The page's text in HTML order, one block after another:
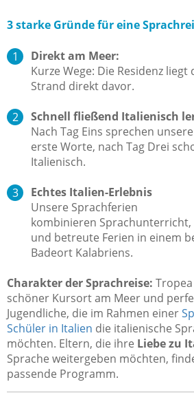
3 starke Gründe für eine
Direkt am Meer:
Kurze Wege: Die Residenz
Strand direkt davor.
Schnell fließend Italienisch
Nach Tag Eins sprechen
erste Worte, nach Tag Drei
Italienisch.
Echtes Italien-Erlebnis
Unsere Sprachferien
kombinieren
und betreute Ferien in einem
Badeort Kalabriens.
Charakter der Sprachreise:
schöner Kursort am Meer und
Jugendliche, die im Rahmen einer
Schüler in Italien die italienische
möchten. Eltern, die ihre Liebe zu
Sprache weitergeben möchten,
passende Programm.